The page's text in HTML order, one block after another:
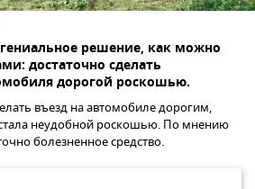
решение, как можно
достаточно сделать
дорогой роскошью.
въезд на автомобиле дорогим,
неудобной роскошью. По мнению
болезненное средство.